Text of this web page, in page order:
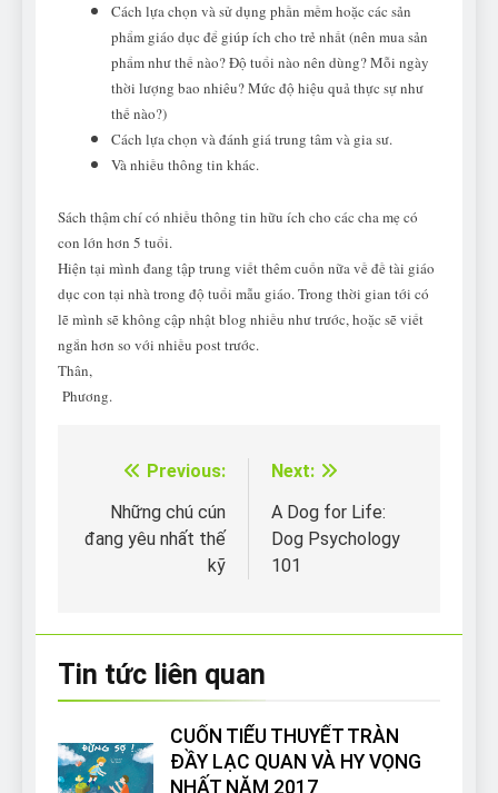
Cách lựa chọn và sử dụng phần mềm hoặc các sản
phẩm giáo dục để giúp ích cho trẻ nhất (nên mua sản
phẩm như thế nào? Độ tuổi nào nên dùng? Mỗi ngày
thời lượng bao nhiêu? Mức độ hiệu quả thực sự như
thế nào?)
Cách lựa chọn và đánh giá trung tâm và gia sư.
Và nhiều thông tin khác.
Sách thậm chí có nhiều thông tin hữu ích cho các cha mẹ có
con lớn hơn 5 tuổi.
Hiện tại mình đang tập trung viết thêm cuốn nữa về đề tài giáo
dục con tại nhà trong độ tuổi mẫu giáo. Trong thời gian tới có
lẽ mình sẽ không cập nhật blog nhiều như trước, hoặc sẽ viết
ngắn hơn so với nhiều post trước.
Thân,
Phương.
Điều
hướng
Previous:
Những chú cún
đang yêu nhất thế
kỹ
Next:
A Dog for Life:
Dog Psychology
101
Tin tức liên quan
CUỐN TIỂU THUYẾT TRÀN
ĐẦY LẠC QUAN VÀ HY VỌNG
NHẤT NĂM 2017